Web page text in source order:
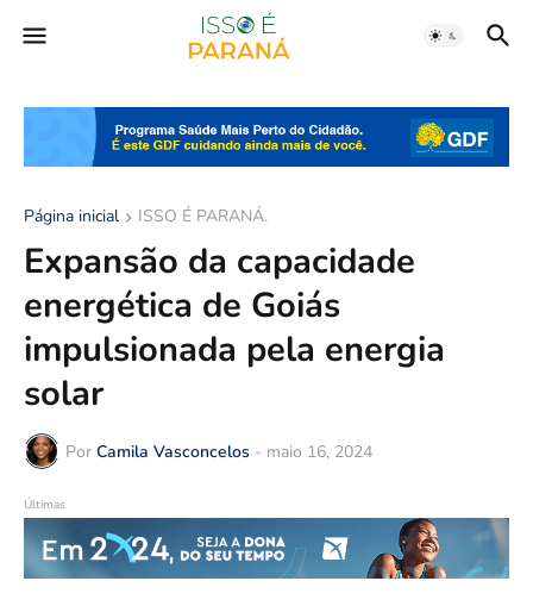
Página inicial ISSO É PARANÁ.
Expansão da capacidade
energética de Goiás
impulsionada pela energia
solar
Por Camila Vasconcelos - maio 16, 2024
Últimas